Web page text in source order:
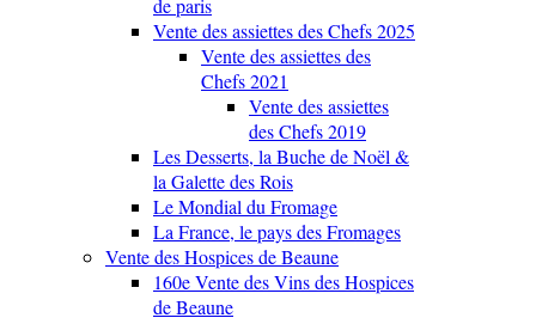
de paris
Vente des assiettes des Chefs 2025
Vente des assiettes des
Chefs 2021
Vente des assiettes
des Chefs 2019
Les Desserts, la Buche de Noël &
la Galette des Rois
Le Mondial du Fromage
La France, le pays des Fromages
Vente des Hospices de Beaune
160e Vente des Vins des Hospices
de Beaune